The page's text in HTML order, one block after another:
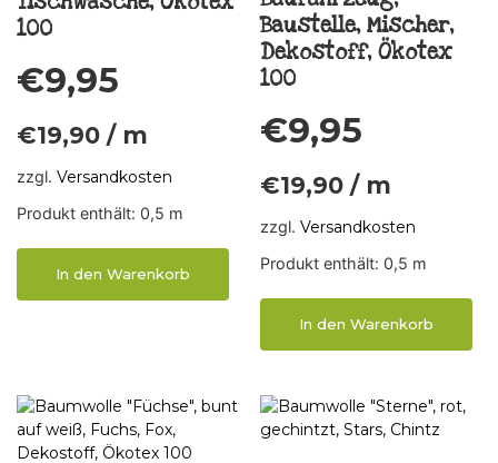
100
€9,95
€19,90 / m
zzgl. Versandkosten
Produkt enthält: 0,5 m
In den Warenkorb
Baustelle, Mischer,
Dekostoff, Ökotex
100
€9,95
€19,90 / m
zzgl. Versandkosten
Produkt enthält: 0,5 m
In den Warenkorb